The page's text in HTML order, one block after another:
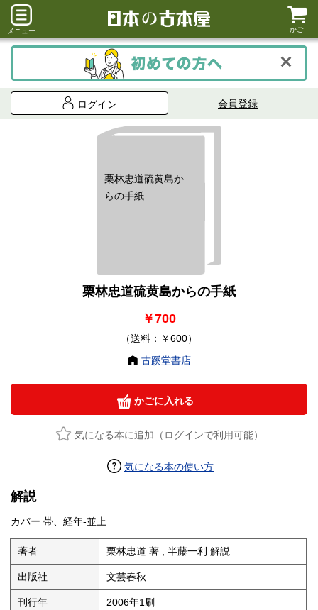
メニュー かご
ログイン 会員登録
栗林忠道硫黄島か
らの手紙
栗林忠道硫黄島からの手紙
￥700
（送料：￥600）
古蹊堂書店
かごに入れる
気になる本に追加（ログインで利用可能）
気になる本の使い方
解説
カバー 帯、経年-並上
著者 栗林忠道 著 ; 半藤一利 解説
出版社 文芸春秋
刊行年 2006年1刷